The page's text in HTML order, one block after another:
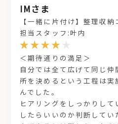
IMさま
【一緒に片付け】整理収
担当スタッフ:叶内
＜期待通りの満足＞
自分では全て広げて同じ仲
所を決めるという工程は実
んでした。
ヒアリングをしっかりし
したらいいのか判断してい